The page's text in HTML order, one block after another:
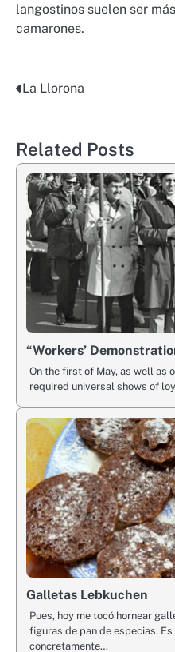
langostinos suelen ser
camarones.
Post
La Llorona
Related Posts
“Workers’
On the first of May, as well as
required universal shows of
Galletas Lebkuchen
Pues, hoy me tocó hornear
figuras de pan de especias.
concretamente…